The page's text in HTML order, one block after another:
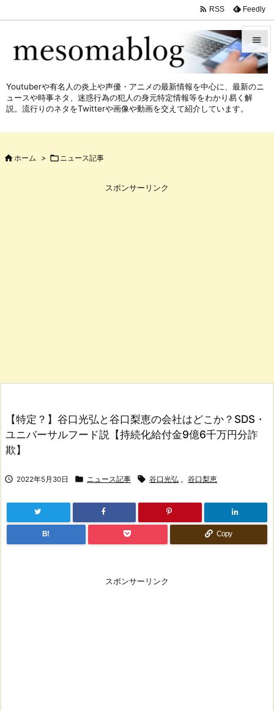



 RSS Feedly
Youtuberや有名人の炎上や声優・アニメの最新情報を中心に、最新のニ
ュースや時事ネタ、迷惑行為の犯人の身元特定情報等をわかり易く解
説。流行りのネタをTwitterや画像や動画を交えて紹介しています。
 ホーム >  ニュース記事
スポンサーリンク
【特定？】谷口光弘と谷口梨恵の会社はどこか？SDS・
ユニバーサルフード説【持続化給付金9億6千万円分詐
欺】
 2022年5月30日  ニュース記事  谷口光弘 , 谷口梨恵
B! Copy
スポンサーリンク